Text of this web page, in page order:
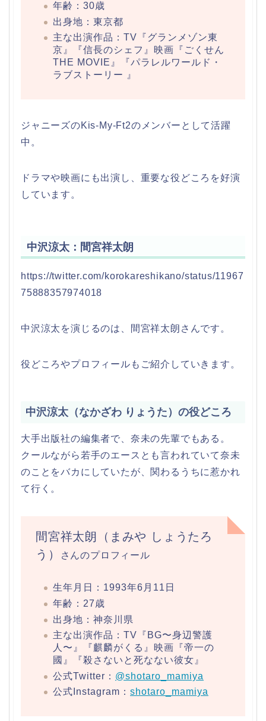
年齢：30歳
出身地：東京都
主な出演作品：TV『グランメゾン東
京』『信長のシェフ』映画『ごくせん
THE MOVIE』『パラレルワールド・
ラブストーリー 』
ジャニーズのKis-My-Ft2のメンバーとして活躍
中。
ドラマや映画にも出演し、重要な役どころを好演
しています。
中沢涼太：間宮祥太朗
https://twitter.com/korokareshikano/status/11967
75888357974018
中沢涼太を演じるのは、間宮祥太朗さんです。
役どころやプロフィールもご紹介していきます。
中沢涼太（なかざわ りょうた）の役どころ
大手出版社の編集者で、奈未の先輩でもある。
クールながら若手のエースとも言われていて奈未
のことをバカにしていたが、関わるうちに惹かれ
て行く。
間宮祥太朗（まみや しょうたろ
う）
さんのプロフィール
生年月日：1993年6月11日
年齢：27歳
出身地：神奈川県
主な出演作品：TV『BG〜身辺警護
人〜』『麒麟がくる』映画『帝一の
國』『殺さないと死なない彼女』
公式Twitter： @shotaro_mamiya
公式Instagram： shotaro_mamiya